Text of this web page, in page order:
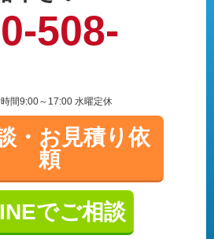
508-
間9:00～17:00 水曜定休
・ お見積り依
頼
でご相談